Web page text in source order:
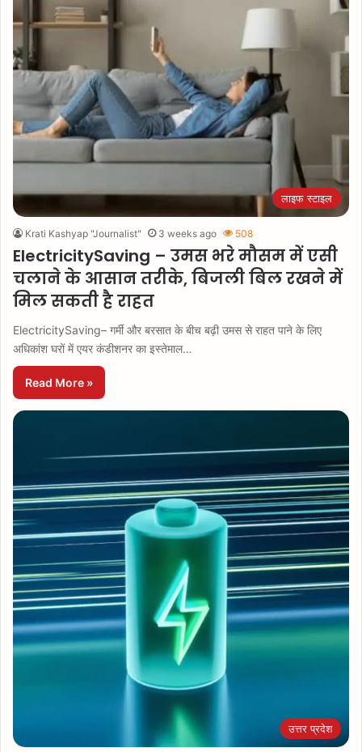
लाइफ स्टाइल
Krati Kashyap "Journalist" 3 weeks ago 508
ElectricitySaving – उमस भरे मौसम में एसी
चलाने के आसान तरीके, बिजली बिल रखने में
मिल सकती है राहत
ElectricitySaving– गर्मी और बरसात के बीच बढ़ी उमस से राहत पाने के लिए
अधिकांश घरों में एयर कंडीशनर का इस्तेमाल…
Read More »
उत्तर प्रदेश